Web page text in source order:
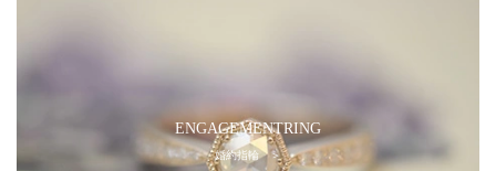
ENGAGEMENTRING
婚約指輪 ＞